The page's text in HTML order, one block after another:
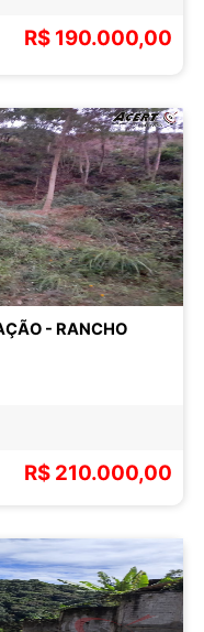
R$ 190.000,00
- RANCHO
R$ 210.000,00